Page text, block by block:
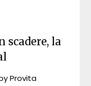
scadere, la
Provita